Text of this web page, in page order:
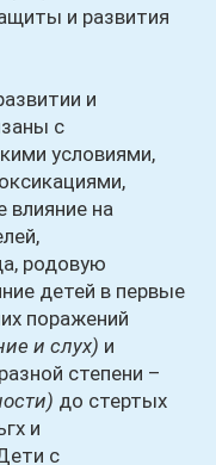
и развития
и
с
условиями,
на
родовую
детей в первые
поражений
и слух) и
степени –
до стертых
и
с